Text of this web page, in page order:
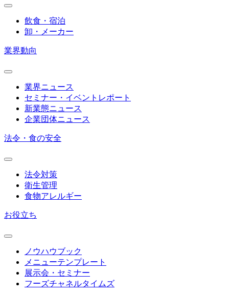
飲食・宿泊
卸・メーカー
業界動向
業界ニュース
セミナー・イベントレポート
新業態ニュース
企業団体ニュース
法令・食の安全
法令対策
衛生管理
食物アレルギー
お役立ち
ノウハウブック
メニューテンプレート
展示会・セミナー
フーズチャネルタイムズ